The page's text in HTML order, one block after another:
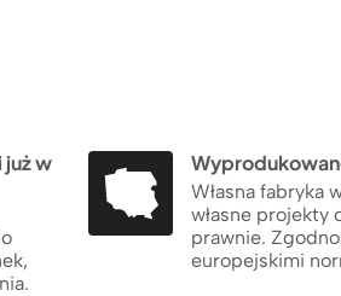
już w
Własna fabryka
własne projekty
prawnie.
europejskimi